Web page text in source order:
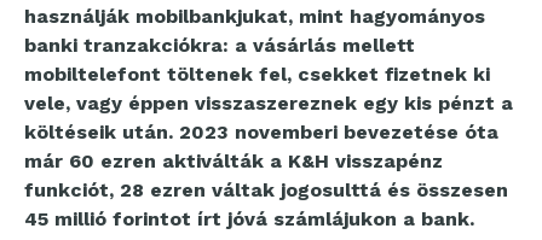
használják mobilbankjukat, mint hagyományos
banki tranzakciókra: a vásárlás mellett
mobiltelefont töltenek fel, csekket fizetnek ki
vele, vagy éppen visszaszereznek egy kis pénzt a
költéseik után. 2023 novemberi bevezetése óta
már 60 ezren aktiválták a K&H visszapénz
funkciót, 28 ezren váltak jogosulttá és összesen
45 millió forintot írt jóvá számlájukon a bank.